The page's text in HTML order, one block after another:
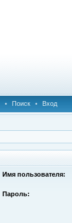
• Поиск • Вход
Имя пользователя:
Пароль: